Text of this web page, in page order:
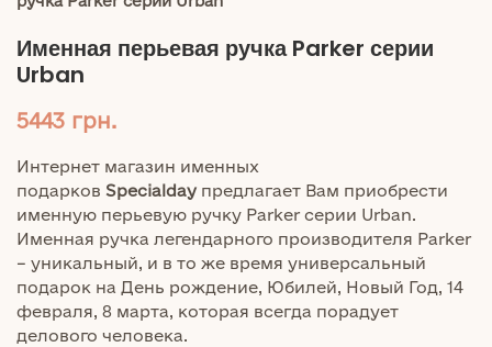
Именная перьевая ручка Parker серии
Urban
5443 грн.
Интернет магазин именных
подарков Specialday предлагает Вам приобрести
именную перьевую ручку Parker серии Urban.
Именная ручка легендарного производителя Parker
– уникальный, и в то же время универсальный
подарок на День рождение, Юбилей, Новый Год, 14
февраля, 8 марта, которая всегда порадует
делового человека.